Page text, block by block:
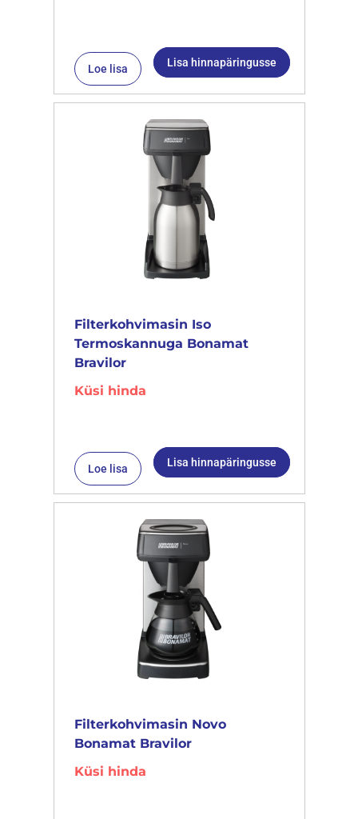
Loe lisa Lisa hinnapäringusse
Filterkohvimasin Iso
Termoskannuga Bonamat
Bravilor
Küsi hinda
Loe lisa Lisa hinnapäringusse
Filterkohvimasin Novo
Bonamat Bravilor
Küsi hinda